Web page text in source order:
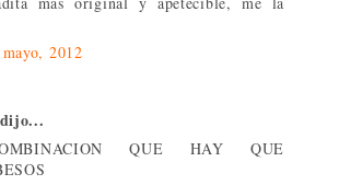
2012
dijo...
QUE HAY QUE